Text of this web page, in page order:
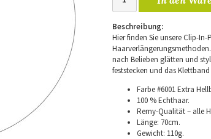
Beschreibung:
Hier finden Sie unsere Clip-
nach Belieben glätten und
feststecken und das
Farbe #6001 Extra
100 % Echthaar.
Remy-Qualität – alle
Länge: 70cm.
Gewicht: 110g.